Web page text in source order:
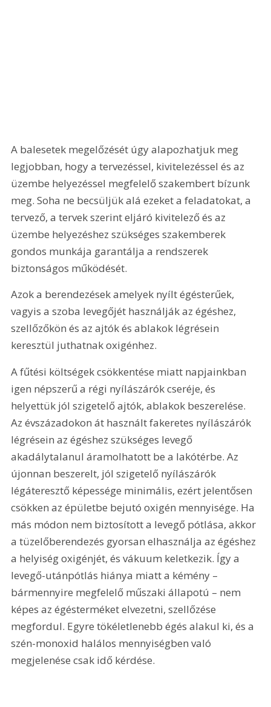
A balesetek megelőzését úgy alapozhatjuk meg
legjobban, hogy a tervezéssel, kivitelezéssel és az
üzembe helyezéssel megfelelő szakembert bízunk
meg. Soha ne becsüljük alá ezeket a feladatokat, a
tervező, a tervek szerint eljáró kivitelező és az
üzembe helyezéshez szükséges szakemberek
gondos munkája garantálja a rendszerek
biztonságos működését.
Azok a berendezések amelyek nyílt égésterűek,
vagyis a szoba levegőjét használják az égéshez,
szellőzőkön és az ajtók és ablakok légrésein
keresztül juthatnak oxigénhez.
A fűtési költségek csökkentése miatt napjainkban
igen népszerű a régi nyílászárók cseréje, és
helyettük jól szigetelő ajtók, ablakok beszerelése.
Az évszázadokon át használt fakeretes nyílászárók
légrésein az égéshez szükséges levegő
akadálytalanul áramolhatott be a lakótérbe. Az
újonnan beszerelt, jól szigetelő nyílászárók
légáteresztő képessége minimális, ezért jelentősen
csökken az épületbe bejutó oxigén mennyisége. Ha
más módon nem biztosított a levegő pótlása, akkor
a tüzelőberendezés gyorsan elhasználja az égéshez
a helyiség oxigénjét, és vákuum keletkezik. Így a
levegő-utánpótlás hiánya miatt a kémény –
bármennyire megfelelő műszaki állapotú – nem
képes az égésterméket elvezetni, szellőzése
megfordul. Egyre tökéletlenebb égés alakul ki, és a
szén-monoxid halálos mennyiségben való
megjelenése csak idő kérdése.